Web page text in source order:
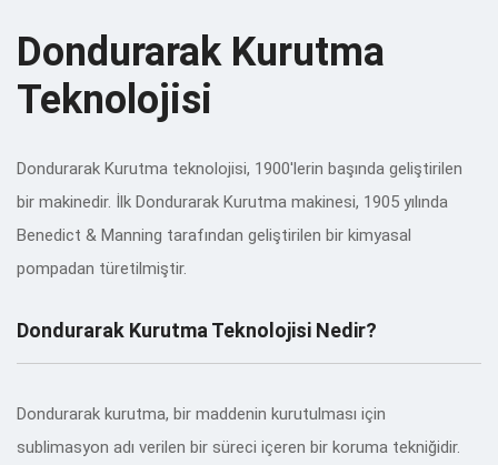
Dondurarak Kurutma
Teknolojisi
Dondurarak Kurutma teknolojisi, 1900'lerin başında geliştirilen
bir makinedir. İlk Dondurarak Kurutma makinesi, 1905 yılında
Benedict & Manning tarafından geliştirilen bir kimyasal
pompadan türetilmiştir.
Dondurarak Kurutma Teknolojisi Nedir?
Dondurarak kurutma, bir maddenin kurutulması için
sublimasyon adı verilen bir süreci içeren bir koruma tekniğidir.